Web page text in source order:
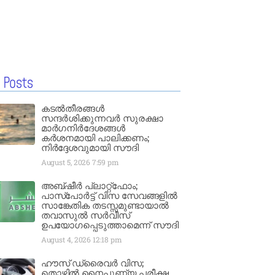
കടൽതീരങ്ങൾ
സന്ദർശിക്കുന്നവർ സുരക്ഷാ
മാർഗനിർദേശങ്ങൾ
കർശനമായി പാലിക്കണം;
നിർദ്ദേശവുമായി സൗദി
August 5, 20267:59 pm
അബ്ഷീർ പ്ലാറ്റ്‌ഫോം;
പാസ്‌പോർട്ട് വിസ സേവങ്ങളിൽ
സാങ്കേതിക തടസ്സമുണ്ടായാൽ
തവാസുൽ സർവീസ്
ഉപയോഗപ്പെടുത്താമെന്ന് സൗദി
August 4, 2026 12:18 pm
ഹൗസ് ഡ്രൈവർ വിസ;
തൊഴിൽ നൈപുണ്യ പരീക്ഷ